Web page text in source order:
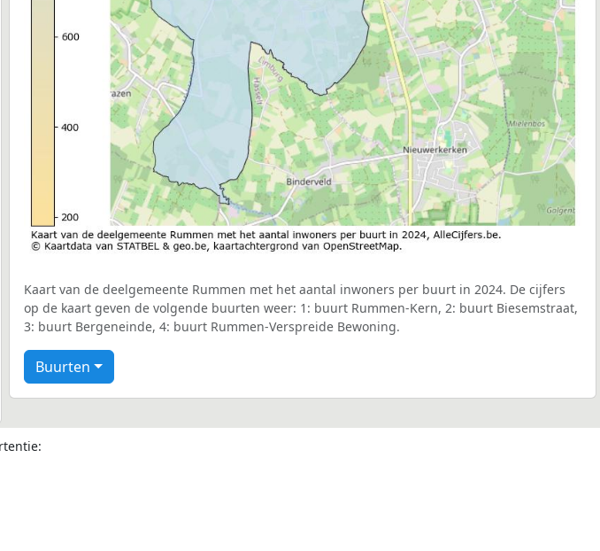
Kaart van de deelgemeente Rummen met het aantal inwoners per buurt in 2024. De cijfers
op de kaart geven de volgende buurten weer: 1: buurt Rummen-Kern, 2: buurt Biesemstraat,
3: buurt Bergeneinde, 4: buurt Rummen-Verspreide Bewoning.
Buurten